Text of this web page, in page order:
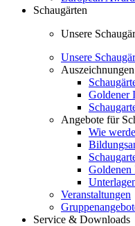
Schaugärten
Unsere
Unsere
Auszeichnungen
Goldener
Angebote für
Wie
Goldenen
Veranstaltungen
Service & Downloads